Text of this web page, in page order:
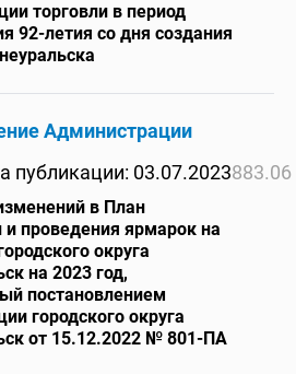
торговли в период
92-летия со дня создания
Администрации
публикации: 03.07.2023
в План
и проведения ярмарок на
округа
на 2023 год,
постановлением
городского округа
от 15.12.2022 № 801-ПА